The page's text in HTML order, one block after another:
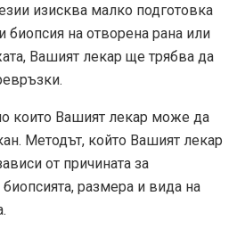
изисква малко подготовка
биопсия на отворена рана или
Вашият лекар ще трябва да
които Вашият лекар може да
Методът, който Вашият лекар
от причината за
размера и вида на